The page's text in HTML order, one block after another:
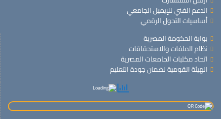
الدعم الفني للإيميل الجامعي
أساسيات التحول الرقمي
بوابة الحكومة المصرية
نظام الملفات والاستحقاقات
اتحاد مكتبات الجامعات المصرية
الهيئة القومية لضمان جودة التعليم